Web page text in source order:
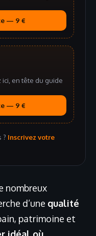
— 9 €
ici, en tête du guide
— 9 €
? Inscrivez votre
nombreux
d’une qualité
patrimoine et